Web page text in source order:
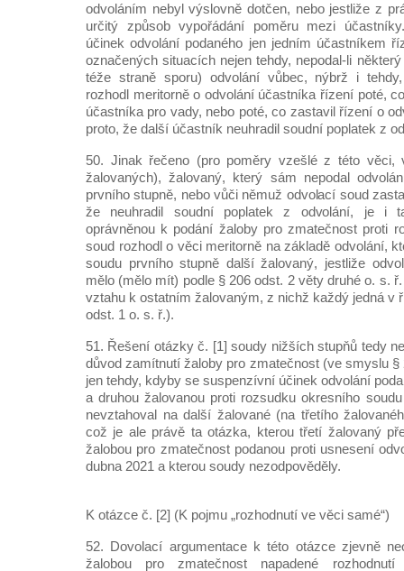
odvoláním nebyl výslovně dotčen, nebo jestliže z
určitý způsob vypořádání poměru mezi
účinek odvolání podaného jen jedním účastníkem
označených situacích nejen tehdy, nepodal-li
téže straně sporu) odvolání vůbec, nýbrž i
rozhodl meritorně o odvolání účastníka řízení poté,
účastníka pro vady, nebo poté, co zastavil řízení o
proto, že další účastník neuhradil soudní poplatek z
50. Jinak řečeno (pro poměry vzešlé z této věci,
žalovaných), žalovaný, který sám nepodal
prvního stupně, nebo vůči němuž odvolací soud
že neuhradil soudní poplatek z odvolání, je i
oprávněnou k podání žaloby pro zmatečnost proti
soud rozhodl o věci meritorně na základě odvolání,
soudu prvního stupně další žalovaný, jestliže
mělo (mělo mít) podle § 206 odst. 2 věty druhé o. s.
vztahu k ostatním žalovaným, z nichž každý jedná v
odst. 1 o. s. ř.).
51. Řešení otázky č. [1] soudy nižších stupňů tedy
důvod zamítnutí žaloby pro zmatečnost (ve smyslu §
jen tehdy, kdyby se suspenzívní účinek odvolání
a druhou žalovanou proti rozsudku okresního
nevztahoval na další žalované (na třetího
což je ale právě ta otázka, kterou třetí žalovaný
žalobou pro zmatečnost podanou proti usnesení
dubna 2021 a kterou soudy nezodpověděly.
K otázce č. [2] (K pojmu „rozhodnutí ve věci samé“)
52. Dovolací argumentace k této otázce zjevně
žalobou pro zmatečnost napadené